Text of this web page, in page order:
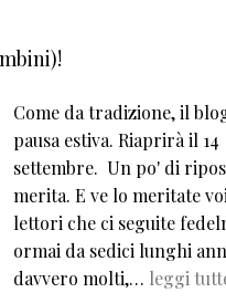
Come da tradizione, il
pausa estiva. Riaprirà il 14
settembre. Un po' di
merita. E ve lo meritate
lettori che ci seguite
ormai da sedici lunghi
davvero molti,… leggi